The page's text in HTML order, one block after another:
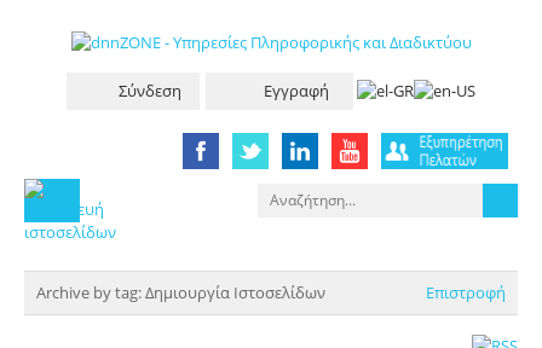
Σύνδεση Εγγραφή
Archive by tag:Δημιουργία Ιστοσελίδων Επιστροφή